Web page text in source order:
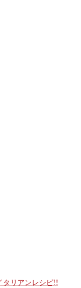
タリアンレシピ!!